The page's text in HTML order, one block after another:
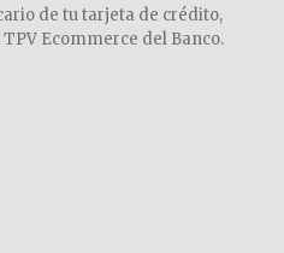
de tu tarjeta de crédito,
Ecommerce del Banco.